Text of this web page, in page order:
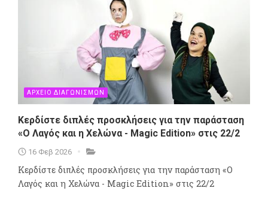
ΑΡΧΕΙΟ ΔΙΑΓΩΝΙΣΜΩΝ
Κερδίστε διπλές προσκλήσεις για την παράσταση
«Ο Λαγός και η Χελώνα - Magic Edition» στις 22/2
16 Φεβ 2026
Κερδίστε διπλές προσκλήσεις για την παράσταση «Ο
Λαγός και η Χελώνα - Magic Edition» στις 22/2